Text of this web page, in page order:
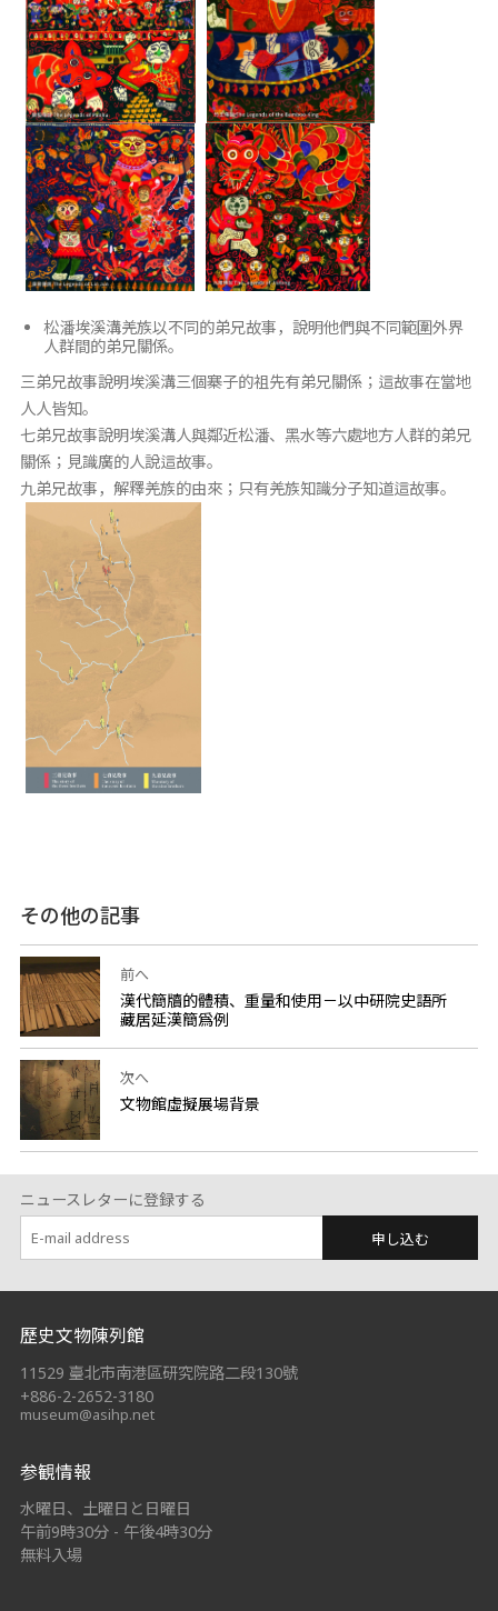
松潘埃溪溝羌族以不同的弟兄故事，說明他們與不同範圍外界
人群間的弟兄關係。
三弟兄故事說明埃溪溝三個寨子的祖先有弟兄關係；這故事在當地
人人皆知。
七弟兄故事說明埃溪溝人與鄰近松潘、黑水等六處地方人群的弟兄
關係；見識廣的人說這故事。
九弟兄故事，解釋羌族的由來；只有羌族知識分子知道這故事。
その他の記事
前へ
漢代簡牘的體積、重量和使用－以中研院史語所
藏居延漢簡爲例
次へ
文物館虛擬展場背景
ニュースレターに登録する
申し込む
:::
歷史文物陳列館
11529 臺北市南港區研究院路二段130號
+886-2-2652-3180
museum@asihp.net
参観情報
水曜日、土曜日と日曜日
午前9時30分 - 午後4時30分
無料入場